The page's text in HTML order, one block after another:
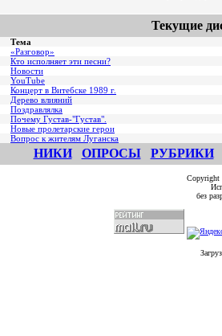
Текущие
Тема
«Разговор»
Кто исполняет эти песни?
Новости
YouTube
Концерт в Витебске 1989 г.
Дерево влияний
Поздравлялка
Почему Густав-"Густав".
Hовые пролетарские герои
Вопрос к жителям Луганска
НИКИ ОПРОСЫ РУБРИКИ
без